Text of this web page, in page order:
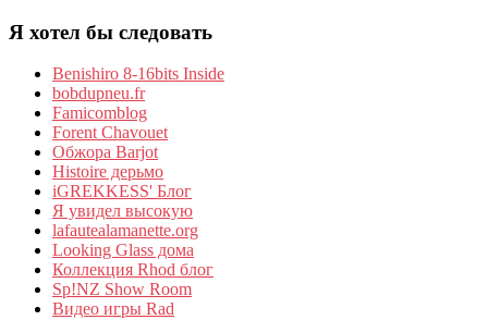
Я хотел бы следовать
Benishiro 8-16bits Inside
bobdupneu.fr
Famicomblog
Forent Chavouet
Обжора Barjot
Histoire дерьмо
iGREKKESS' Блог
Я увидел высокую
lafautealamanette.org
Looking Glass дома
Коллекция Rhod блог
Sp!NZ Show Room
Видео игры Rad